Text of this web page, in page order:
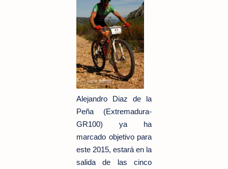
Alejandro Diaz de la
Peña (Extremadura-
GR100) ya ha
marcado objetivo para
este 2015, estará en la
salida de las cinco